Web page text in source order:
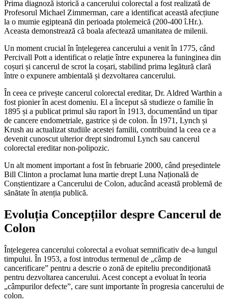
Prima diagnoză istorică a cancerului colorectal a fost realizată de
Profesorul Michael Zimmerman, care a identificat această afecțiune
la o mumie egipteană din perioada ptolemeică (200-400 î.Hr.).
Aceasta demonstrează că boala afectează umanitatea de milenii.
Un moment crucial în înțelegerea cancerului a venit în 1775, când
Percivall Pott a identificat o relație între expunerea la funinginea din
coșuri și cancerul de scrot la coșari, stabilind prima legătură clară
între o expunere ambientală și dezvoltarea cancerului.
În ceea ce privește cancerul colorectal ereditar, Dr. Aldred Warthin a
fost pionier în acest domeniu. El a început să studieze o familie în
1895 și a publicat primul său raport în 1913, documentând un tipar
de cancere endometriale, gastrice și de colon. În 1971, Lynch și
Krush au actualizat studiile acestei familii, contribuind la ceea ce a
devenit cunoscut ulterior drept sindromul Lynch sau cancerul
colorectal ereditar non-polipozic.
Un alt moment important a fost în februarie 2000, când președintele
Bill Clinton a proclamat luna martie drept Luna Națională de
Conștientizare a Cancerului de Colon, aducând această problemă de
sănătate în atenția publică.
Evoluția Concepțiilor despre Cancerul de
Colon
Înțelegerea cancerului colorectal a evoluat semnificativ de-a lungul
timpului. În 1953, a fost introdus termenul de „câmp de
cancerificare” pentru a descrie o zonă de epiteliu precondiționată
pentru dezvoltarea cancerului. Acest concept a evoluat în teoria
„câmpurilor defecte”, care sunt importante în progresia cancerului de
colon.